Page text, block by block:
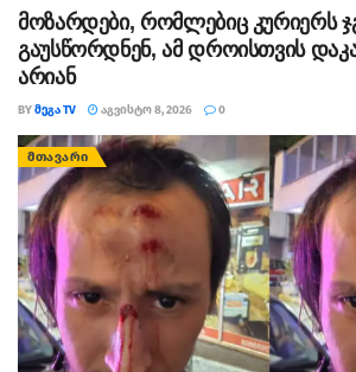
მოზარდები, რომლებიც კურიერს
გაუსწორდნენ, ამ დროისთვის
არიან
BYᲛᲔᲒᲐ TV ᲐᲒᲕᲘᲡᲢᲝ 8, 2026 0
ᲛᲗᲐᲕᲐᲠᲘ